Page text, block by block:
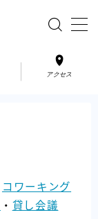
アクセス
コワーキング
・ 貸し会議